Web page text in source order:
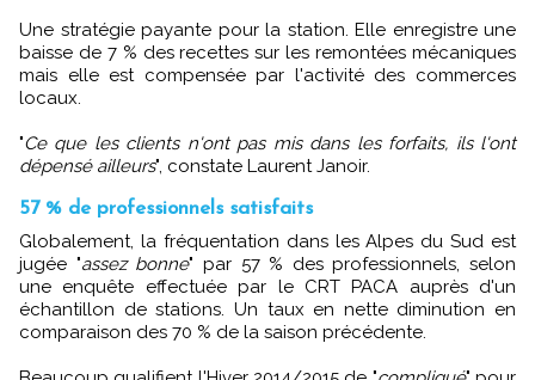
Une stratégie payante pour la station. Elle enregistre une
baisse de 7 % des recettes sur les remontées mécaniques
mais elle est compensée par l'activité des commerces
locaux.
"Ce que les clients n'ont pas mis dans les forfaits, ils l'ont
dépensé ailleurs", constate Laurent Janoir.
57 % de professionnels satisfaits
Globalement, la fréquentation dans les Alpes du Sud est
jugée "assez bonne" par 57 % des professionnels, selon
une enquête effectuée par le CRT PACA auprès d'un
échantillon de stations. Un taux en nette diminution en
comparaison des 70 % de la saison précédente.